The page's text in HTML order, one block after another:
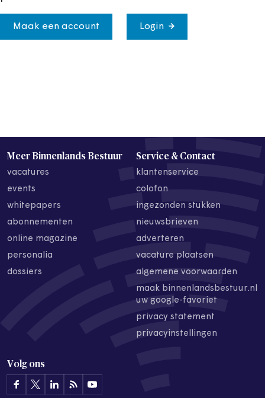
Maak een account Login
Meer Binnenlands Bestuur
vacatures
events
whitepapers
abonnementen
online magazine
personalia
dossiers
Service & Contact
klantenservice
colofon
ingezonden stukken
nieuwsbrieven
adverteren
vacature plaatsen
algemene voorwaarden
maak binnenlandsbestuur.nl
uw google-favoriet
privacy statement
privacyinstellingen
Volg ons